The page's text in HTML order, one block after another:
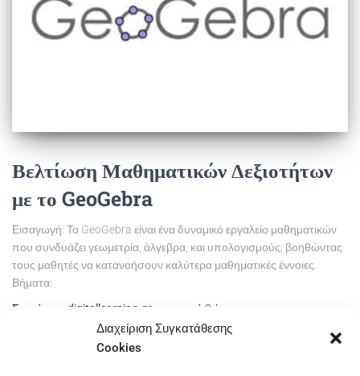
Διαχείριση Συγκατάθεσης
Cookies
Βελτίωση Μαθηματικών Δεξιοτήτων
με το GeoGebra
Εισαγωγή: Το GeoGebra είναι ένα δυναμικό εργαλείο μαθηματικών
που συνδυάζει γεωμετρία, άλγεβρα, και υπολογισμούς, βοηθώντας
τους μαθητές να κατανοήσουν καλύτερα μαθηματικές έννοιες.
Βήματα:
Συντάκτης
digitallearning.gr , πριν από 2 έτη